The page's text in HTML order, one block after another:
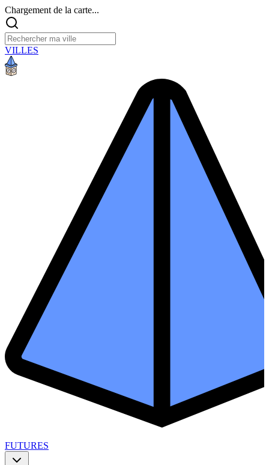
Chargement de la carte...
VILLES
FUTURES